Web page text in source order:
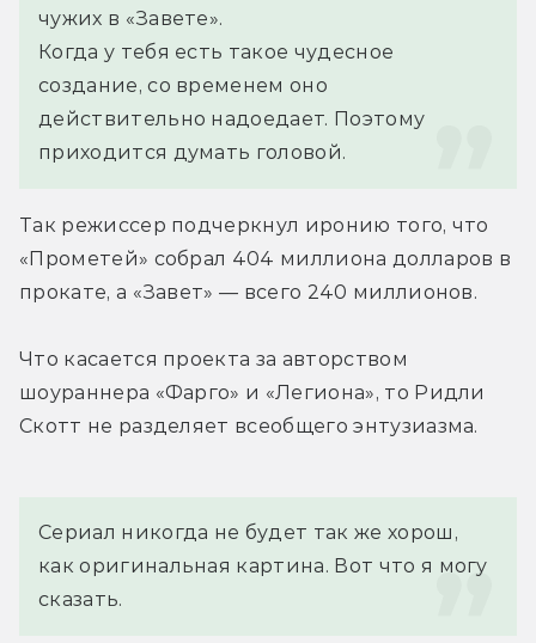
чужих в «Завете».
Когда у тебя есть такое чудесное
создание, со временем оно
действительно надоедает. Поэтому
приходится думать головой.
Так режиссер подчеркнул иронию того, что
«Прометей» собрал 404 миллиона долларов в
прокате, а «Завет» — всего 240 миллионов.
Что касается проекта за авторством
шоураннера «Фарго» и «Легиона», то Ридли
Скотт не разделяет всеобщего энтузиазма.
Сериал никогда не будет так же хорош,
как оригинальная картина. Вот что я могу
сказать.